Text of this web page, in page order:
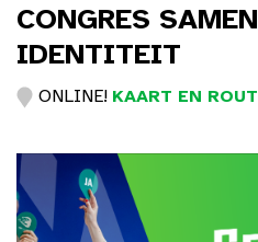
CONGRES
IDENTITEIT
ONLINE! KAART EN